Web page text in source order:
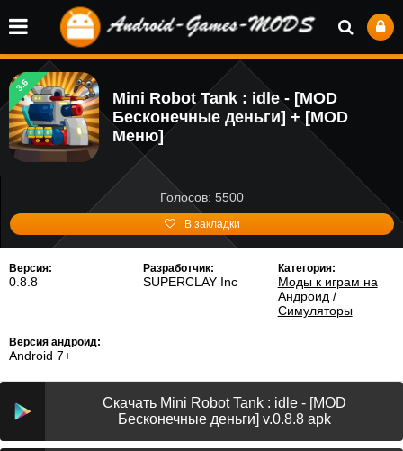
3.6
Mini Robot Tank : idle - [MOD
Бесконечные деньги] + [MOD
Меню]
Голосов: 5500
В закладки
Версия:
0.8.8
Разработчик:
SUPERCLAY Inc
Категория:
Моды к играм на
Андроид /
Симуляторы
Версия андроид:
Android 7+
Скачать Mini Robot Tank : idle - [MOD
Бесконечные деньги] v.0.8.8 apk